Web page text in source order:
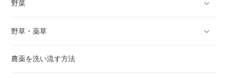
ました
野菜
キャベツ
きゅうり
野草・薬草
タンポポ
農薬を洗い流す方法